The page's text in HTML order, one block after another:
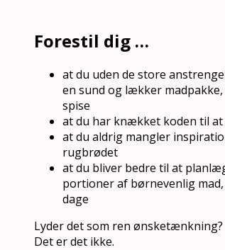
Forestil dig …
at du uden de store
en sund og lækker
spise
at du har knækket koden til
at du aldrig mangler
rugbrødet
at du bliver bedre til at
portioner af børnevenlig
dage
Lyder det som ren ønsketænkning?
Det er det ikke.